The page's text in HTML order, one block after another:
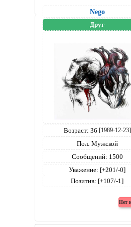
Nego
Друг
Возраст: 36 [1989-12-23]
Пол: Мужской
Сообщений: 1500
Уважение: [+201/-0]
Позитив: [+107/-1]